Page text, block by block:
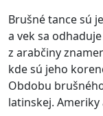
Brušné tance sú
a vek sa
z arabčiny
kde sú jeho
Obdobu
latinskej. Ameriky